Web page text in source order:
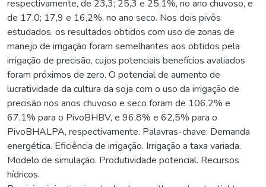
respectivamente, de 23,3; 25,3 e 25,1%, no ano chuvoso, e
de 17,0; 17,9 e 16,2%, no ano seco. Nos dois pivôs
estudados, os resultados obtidos com uso de zonas de
manejo de irrigação foram semelhantes aos obtidos pela
irrigação de precisão, cujos potenciais benefícios avaliados
foram próximos de zero. O potencial de aumento de
lucratividade da cultura da soja com o uso da irrigação de
precisão nos anos chuvoso e seco foram de 106,2% e
67,1% para o PivoBHBV, e 96,8% e 62,5% para o
PivoBHALPA, respectivamente. Palavras-chave: Demanda
energética. Eficiência de irrigação. Irrigação a taxa variada.
Modelo de simulação. Produtividade potencial. Recursos
hídricos.